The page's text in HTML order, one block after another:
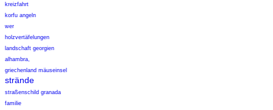
kreizfahrt
korfu angeln
wer
holzvertäfelungen
landschaft georgien
alhambra,
griechenland mäuseinsel
strände
straßenschild granada
familie